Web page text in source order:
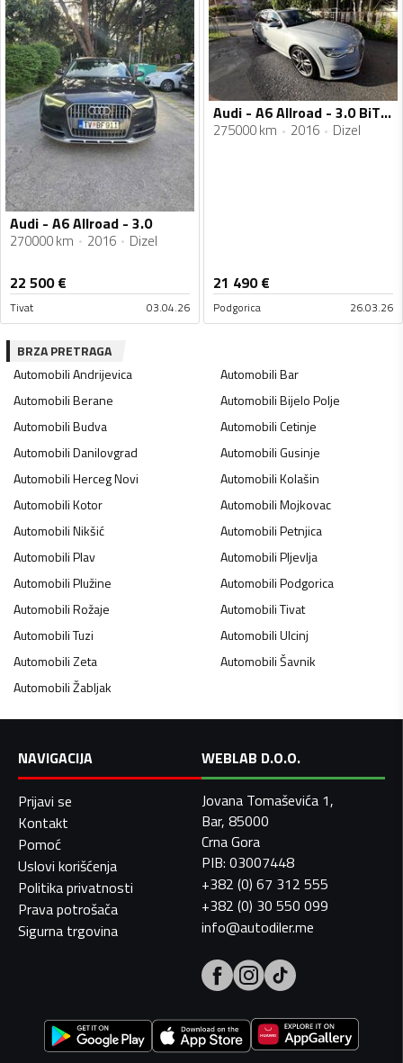
Audi - A6 Allroad - 3.0
270000 km 2016 Dizel
22 500€
Tivat 03.04.26
Audi - A6 Allroad - 3.0 BiTDI quattro
275000 km 2016 Dizel
21 490€
Podgorica 26.03.26
BRZA PRETRAGA
AutomobiliAndrijevica AutomobiliBar
AutomobiliBerane AutomobiliBijelo Polje
AutomobiliBudva AutomobiliCetinje
AutomobiliDanilovgrad AutomobiliGusinje
AutomobiliHerceg Novi AutomobiliKolašin
AutomobiliKotor AutomobiliMojkovac
AutomobiliNikšić AutomobiliPetnjica
AutomobiliPlav AutomobiliPljevlja
AutomobiliPlužine AutomobiliPodgorica
AutomobiliRožaje AutomobiliTivat
AutomobiliTuzi AutomobiliUlcinj
AutomobiliZeta AutomobiliŠavnik
AutomobiliŽabljak
NAVIGACIJA
Prijavi se
Kontakt
Pomoć
Uslovi korišćenja
Politika privatnosti
Prava potrošača
Sigurna trgovina
WEBLAB D.O.O.
Jovana Tomaševića 1,
Bar, 85000
Crna Gora
PIB: 03007448
+382 (0) 67 312 555
+382 (0) 30 550 099
info@autodiler.me